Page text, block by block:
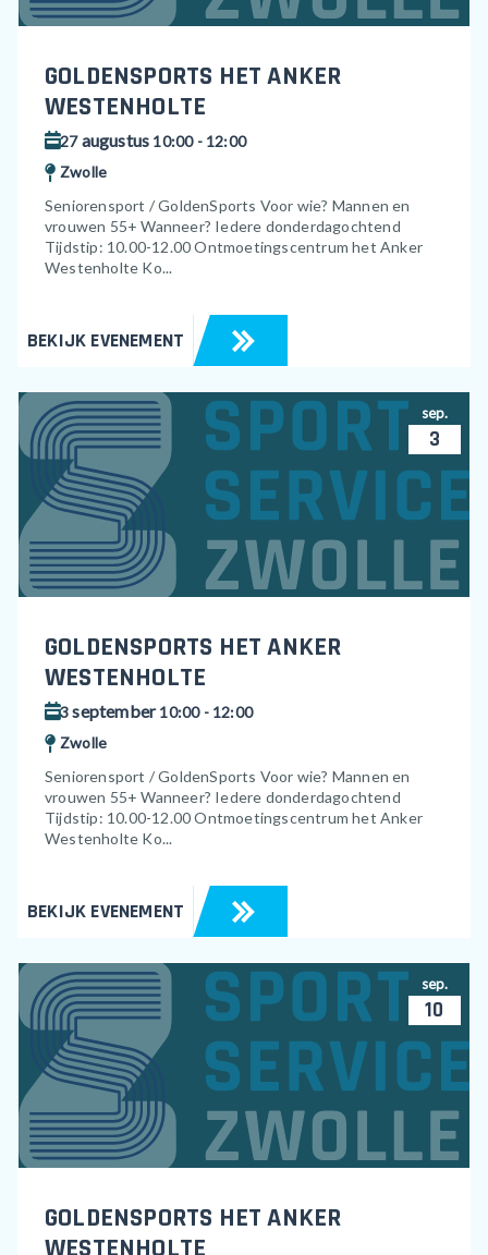
GOLDENSPORTS HET ANKER
WESTENHOLTE
27augustus 10:00 - 12:00
Zwolle
Seniorensport / GoldenSports Voor wie? Mannen en
vrouwen 55+ Wanneer? Iedere donderdagochtend
Tijdstip: 10.00-12.00 Ontmoetingscentrum het Anker
Westenholte Ko...
BEKIJK EVENEMENT
sep.
3
GOLDENSPORTS HET ANKER
WESTENHOLTE
3september10:00 - 12:00
Zwolle
Seniorensport / GoldenSports Voor wie? Mannen en
vrouwen 55+ Wanneer? Iedere donderdagochtend
Tijdstip: 10.00-12.00 Ontmoetingscentrum het Anker
Westenholte Ko...
BEKIJK EVENEMENT
sep.
10
GOLDENSPORTS HET ANKER
WESTENHOLTE